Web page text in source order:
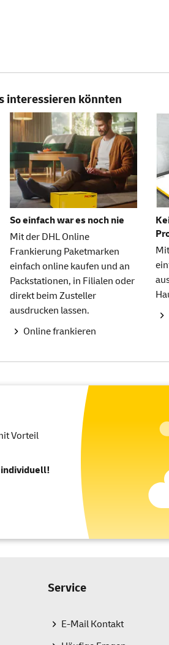
interessieren könnten
So einfach war es noch nie
Mit der DHL Online
Frankierung Paketmarken
einfach online kaufen und an
Packstationen, in Filialen oder
direkt beim Zusteller
ausdrucken lassen.
Online frankieren
Vorteil
individuell!
Service
E-Mail Kontakt